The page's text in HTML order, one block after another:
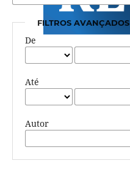
FILTROS AVANÇADOS
De
Até
Autor